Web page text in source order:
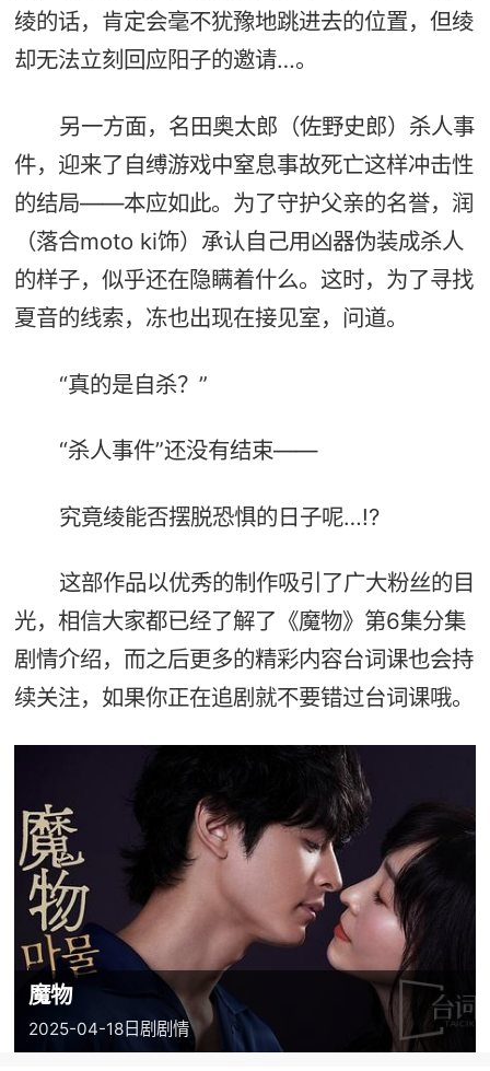
绫的话，肯定会毫不犹豫地跳进去的位置，但绫
却无法立刻回应阳子的邀请…。
另一方面，名田奥太郎（佐野史郎）杀人事
件，迎来了自缚游戏中窒息事故死亡这样冲击性
的结局——本应如此。为了守护父亲的名誉，润
（落合moto ki饰）承认自己用凶器伪装成杀人
的样子，似乎还在隐瞒着什么。这时，为了寻找
夏音的线索，冻也出现在接见室，问道。
“真的是自杀？”
“杀人事件”还没有结束——
究竟绫能否摆脱恐惧的日子呢…!?
这部作品以优秀的制作吸引了广大粉丝的目
光，相信大家都已经了解了《魔物》第6集分集
剧情介绍，而之后更多的精彩内容台词课也会持
续关注，如果你正在追剧就不要错过台词课哦。
魔物
2025-04-18日剧剧情